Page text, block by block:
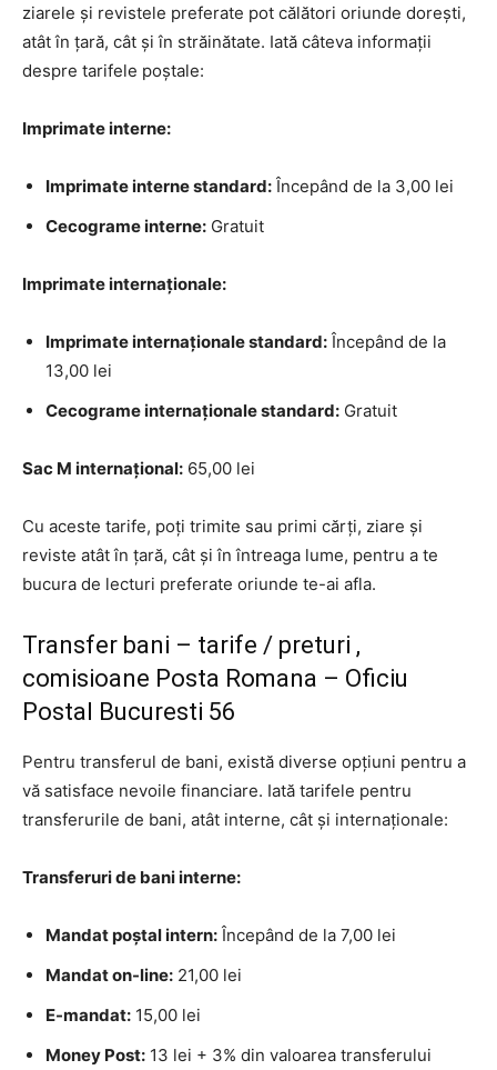
ziarele și revistele preferate pot călători oriunde dorești,
atât în țară, cât și în străinătate. Iată câteva informații
despre tarifele poștale:
Imprimate interne:
Imprimate interne standard: Începând de la 3,00 lei
Cecograme interne: Gratuit
Imprimate internaționale:
Imprimate internaționale standard: Începând de la
13,00 lei
Cecograme internaționale standard: Gratuit
Sac M internațional: 65,00 lei
Cu aceste tarife, poți trimite sau primi cărți, ziare și
reviste atât în țară, cât și în întreaga lume, pentru a te
bucura de lecturi preferate oriunde te-ai afla.
Transfer bani – tarife / preturi ,
comisioane Posta Romana – Oficiu
Postal Bucuresti 56
Pentru transferul de bani, există diverse opțiuni pentru a
vă satisface nevoile financiare. Iată tarifele pentru
transferurile de bani, atât interne, cât și internaționale:
Transferuri de bani interne:
Mandat poştal intern: Începând de la 7,00 lei
Mandat on-line: 21,00 lei
E-mandat: 15,00 lei
Money Post: 13 lei + 3% din valoarea transferului